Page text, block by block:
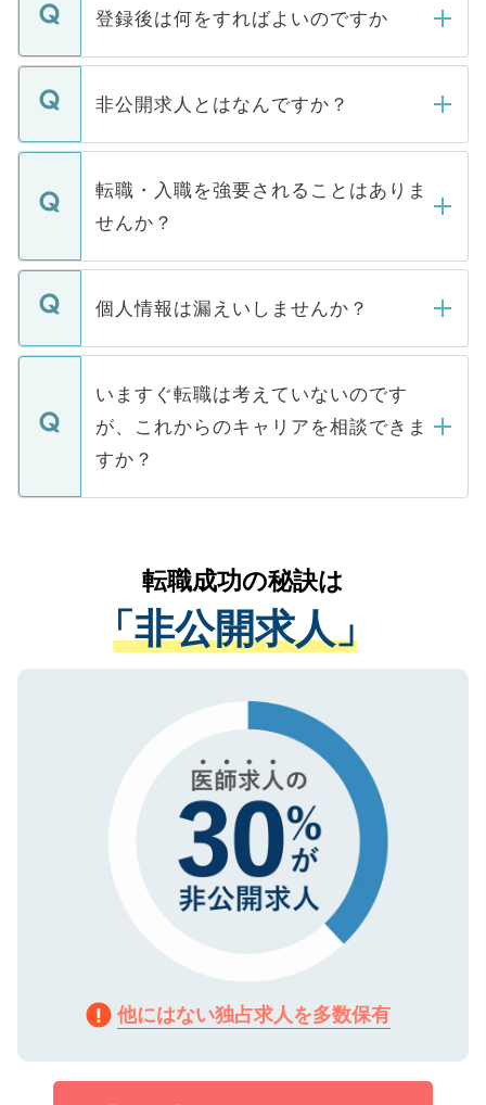
登録後は何をすればよいのですか
ご登録いただきましたら、弊社担当者がご
登録内容を確認し、その後メールもしくは
ます。通常、5営業日以内にはご連絡をせて
いただきますので、しばらくお待ちくださ
非公開求人とはなんですか？
マイナビDOCTORで取り扱っている求人の
うち約3割は、Webサイトからご覧いただ
けない「非公開求人」です。非公開求人は
下記の理由によって、一般には公開してい
ません。
■応募殺到を避けるため 人気のある医療機
関を公にしてしまうと、応募が殺到する場
に、医療機関が求める条件に合った人材の
みを人材紹介会社に依頼するケースが増え
ています。
転職・入職を強要されることはありま
せんか？
転職・入職を強要することは一切ありませ
ん。また、仮に応募先から内定をいただい
定を承諾する必要はありません。内定先へ
の辞退の連絡はキャリアパートナーが行い
個人情報は漏えいしませんか？
個人情報が漏えいすることはありませんの
で、ご安心ください。当サイトからの登録
などで収集したご登録者様の個人情報は、
ご本人のキャリアアップおよび転職活動の
支援を目的に使用いたします。お預かりし
ているすべての個人データはご本人の許可
は、個人情報の取り扱いについての厳密な
管理基準を満たした事業者のみに付与され
る、プライバシーマークを取得済みです。
で、機密保持に関してもご安心ください。
いますぐ転職は考えていないのです
が、これからのキャリアを相談できま
すか？
かがいして、現在の医療機関の状況や紹介
経験をまじえながら、適切なアドバイスを
させていただきます。すぐにご転職をされ
ない方には、長期的なサポートが可能です
ので、まずはご登録ください。
転職成功の秘訣は
「非公開求人」
他にはない独占求人を多数保有